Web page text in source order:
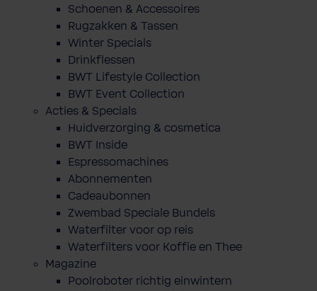
Schoenen & Accessoires
Rugzakken & Tassen
Winter Specials
Drinkflessen
BWT Lifestyle Collection
BWT Event Collection
Acties & Specials
Huidverzorging & cosmetica
BWT Inside
Espressomachines
Abonnementen
Cadeaubonnen
Zwembad Speciale Bundels
Waterfilter voor op reis
Waterfilters voor Koffie en Thee
Magazine
Poolroboter richtig einwintern